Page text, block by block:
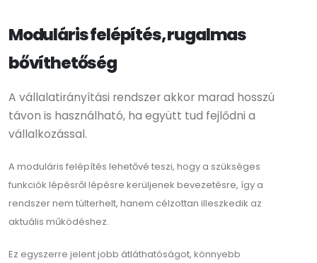
Moduláris felépítés, rugalmas
bővíthetőség
A vállalatirányítási rendszer akkor marad hosszú
távon is használható, ha együtt tud fejlődni a
vállalkozással.
A moduláris felépítés lehetővé teszi, hogy a szükséges
funkciók lépésről lépésre kerüljenek bevezetésre, így a
rendszer nem túlterhelt, hanem célzottan illeszkedik az
aktuális működéshez.
Ez egyszerre jelent jobb átláthatóságot, könnyebb